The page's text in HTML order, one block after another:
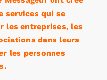
services qui se
les entreprises, les
dans leurs
les personnes